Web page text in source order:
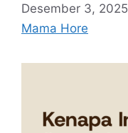
Desember 3, 2025
Mama Hore